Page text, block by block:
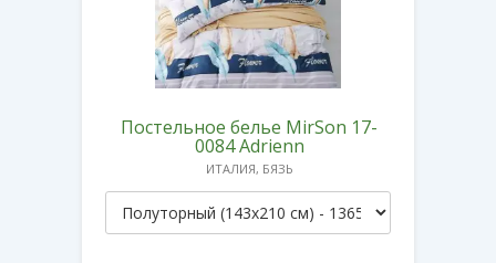
Постельное белье MirSon 17-
0084 Adrienn
ИТАЛИЯ, БЯЗЬ